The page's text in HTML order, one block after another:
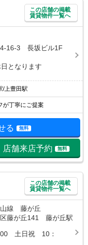
この店舗の掲載
賃貸物件一覧へ
4-16-3 長坂ビル1F
となります
/上豊田駅
が丁寧にご提案
る 無料
店舗来店予約 無料
この店舗の掲載
賃貸物件一覧へ
山線 藤が丘
藤が丘141 藤が丘駅
土日祝 10：